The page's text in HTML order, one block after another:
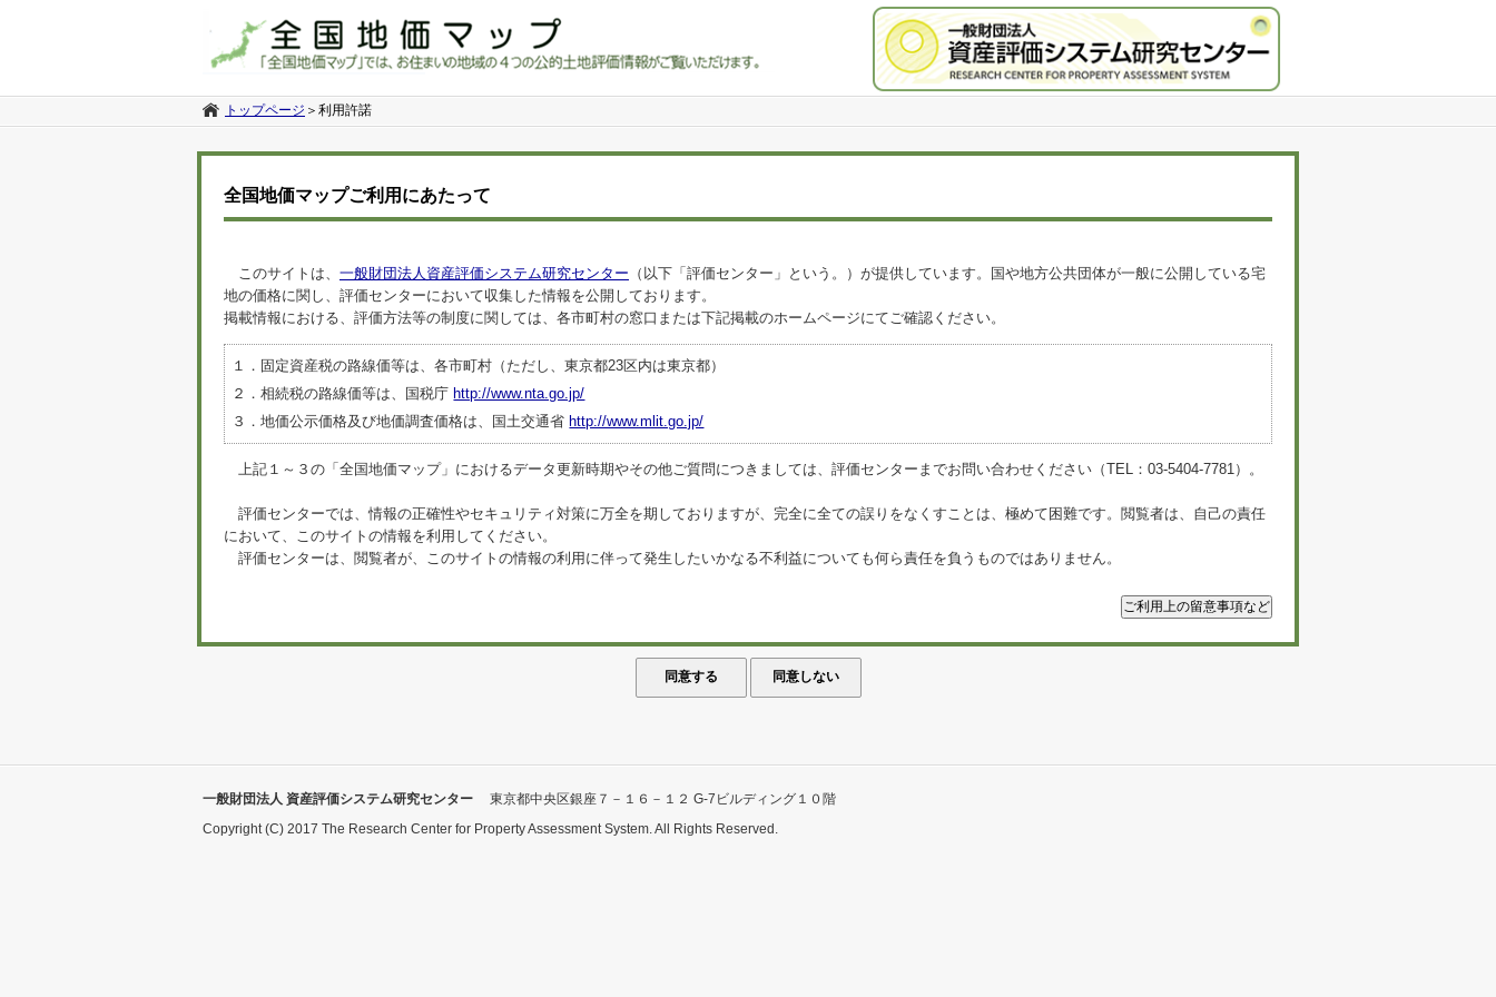
トップページ ＞ 利用許諾
全国地価マップご利用にあたって
このサイトは、 一般財団法人資産評価システム研究センター （以下「評価センター」という。）が提供しています。国や地方公共団体が一般に公開している宅
地の価格に関し、評価センターにおいて収集した情報を公開しております。
掲載情報における、評価方法等の制度に関しては、各市町村の窓口または下記掲載のホームページにてご確認ください。
１．固定資産税の路線価等は、各市町村（ただし、東京都23区内は東京都）
２．相続税の路線価等は、国税庁 http://www.nta.go.jp/
３．地価公示価格及び地価調査価格は、国土交通省 http://www.mlit.go.jp/
上記１～３の「全国地価マップ」におけるデータ更新時期やその他ご質問につきましては、評価センターまでお問い合わせください（TEL：03-5404-7781）。
評価センターでは、情報の正確性やセキュリティ対策に万全を期しておりますが、完全に全ての誤りをなくすことは、極めて困難です。閲覧者は、自己の責任
において、このサイトの情報を利用してください。
評価センターは、閲覧者が、このサイトの情報の利用に伴って発生したいかなる不利益についても何ら責任を負うものではありません。
一般財団法人 資産評価システム研究センター
東京都中央区銀座７－１６－１２ G-7ビルディング１０階
Copyright (C) 2017 The Research Center for Property Assessment System. All Rights Reserved.